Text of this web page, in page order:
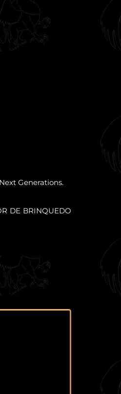
Generations.
DE BRINQUEDO